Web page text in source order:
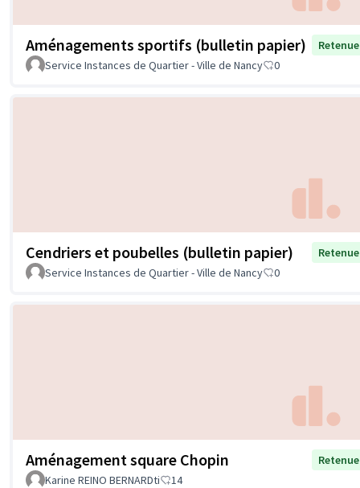
Aménagements sportifs (bulletin papier)
Retenue
Service Instances de Quartier - Ville de Nancy
0
Cendriers et poubelles (bulletin papier)
Retenue
Service Instances de Quartier - Ville de Nancy
0
Aménagement square Chopin
Retenue
Karine REINO BERNARDti
14